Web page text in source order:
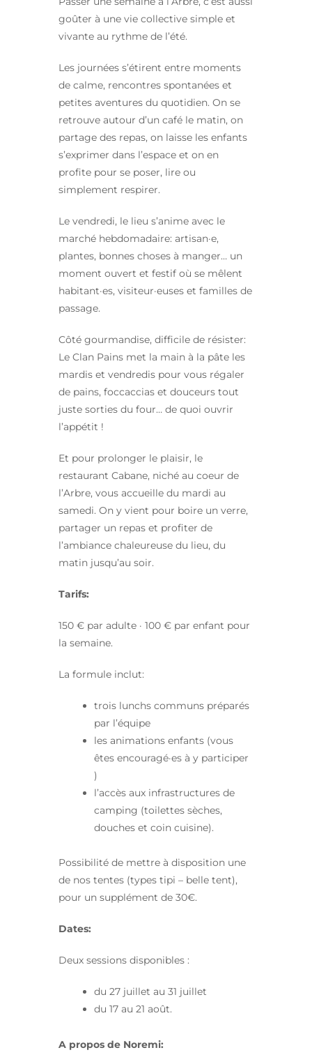
goûter à une vie collective simple et
vivante au rythme de l’été.
Les journées s’étirent entre moments
de calme, rencontres spontanées et
petites aventures du quotidien. On se
retrouve autour d’un café le matin, on
partage des repas, on laisse les enfants
s’exprimer dans l’espace et on en
profite pour se poser, lire ou
simplement respirer.
Le vendredi, le lieu s’anime avec le
marché hebdomadaire: artisan·e,
plantes, bonnes choses à manger… un
moment ouvert et festif où se mêlent
habitant·es, visiteur·euses et familles de
passage.
Côté gourmandise, difficile de résister:
Le Clan Pains met la main à la pâte les
mardis et vendredis pour vous régaler
de pains, foccaccias et douceurs tout
juste sorties du four… de quoi ouvrir
l’appétit !
Et pour prolonger le plaisir, le
restaurant Cabane, niché au coeur de
l’Arbre, vous accueille du mardi au
samedi. On y vient pour boire un verre,
partager un repas et profiter de
l’ambiance chaleureuse du lieu, du
matin jusqu’au soir.
Tarifs:
150 € par adulte · 100 € par enfant pour
la semaine.
La formule inclut:
trois lunchs communs préparés
par l’équipe
les animations enfants (vous
êtes encouragé·es à y participer
)
l’accès aux infrastructures de
camping (toilettes sèches,
douches et coin cuisine).
Possibilité de mettre à disposition une
de nos tentes (types tipi – belle tent),
pour un supplément de 30€.
Dates:
Deux sessions disponibles :
du 27 juillet au 31 juillet
du 17 au 21 août.
A propos de Noremi: